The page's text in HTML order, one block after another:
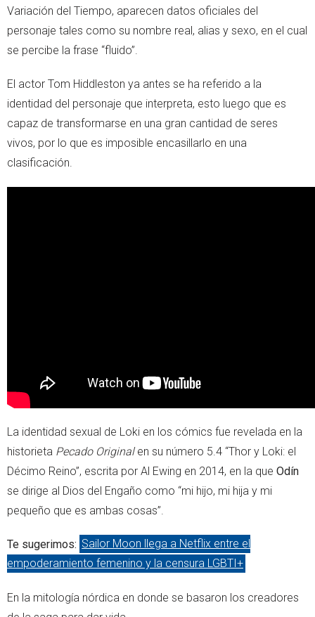
Variación del Tiempo, aparecen datos oficiales del
personaje tales como su nombre real, alias y sexo, en el cual
se percibe la frase “fluido”.
El actor Tom Hiddleston ya antes se ha referido a la
identidad del personaje que interpreta, esto luego que es
capaz de transformarse en una gran cantidad de seres
vivos, por lo que es imposible encasillarlo en una
clasificación.
La identidad sexual de Loki en los cómics fue revelada en la
historieta Pecado Originalen su número 5.4 “Thor y Loki: el
Décimo Reino”, escrita por Al Ewing en 2014, en la que Odín
se dirige al Dios del Engaño como “mi hijo, mi hija y mi
pequeño que es ambas cosas”.
Te sugerimos: Sailor Moon llega a Netflix entre el
empoderamiento femenino y la censura LGBTI+
En la mitología nórdica en donde se basaron los creadores